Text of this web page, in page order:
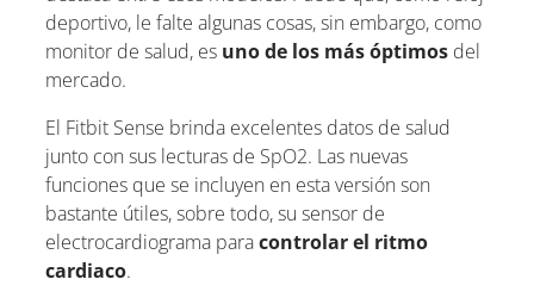
deportivo, le falte algunas cosas, sin embargo, como
monitor de salud, es uno de los más óptimos del
mercado.
El Fitbit Sense brinda excelentes datos de salud
junto con sus lecturas de SpO2. Las nuevas
funciones que se incluyen en esta versión son
bastante útiles, sobre todo, su sensor de
electrocardiograma paracontrolar el ritmo
cardiaco.